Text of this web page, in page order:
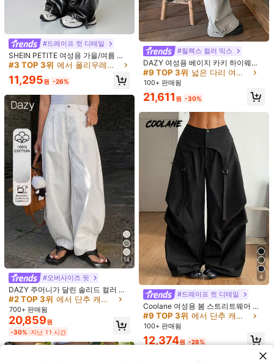
YC'YC
YCYC 한국 스타일 스트레이트 레그
캐주얼 루즈핏 다용도 여성용 스웨트
팬츠 가을
#4 TOP 3위 매일 여성 스웨트팬츠
200+ 판매됨
Comfortcana 여성용 옐로우 사이드
스트라이프 엘라스틱 허리 루즈 캐주
얼 스포츠 팬츠, 봄/여름, 크리스마스,
Y2K, 새해 캐주얼 외출에 적합
100+ 판매됨
10,586원
13
Comfortcana 여성용 신축성 허리 옆
줄 캐주얼 반바지
#1 TOP 3위 에서 다색 여름 반바지
1.1k+ 판매됨
7,229원
5
루즈핏 하이웨스트 스트라이프 와이
드 레그 팬츠, 드로스트링 허리, 다용
도 (스트라이프 패턴 랜덤) 봄, 편안한
스타일
300+ 판매됨
10,490 원 -26%
#드레이프 컷 디테일
SHEIN PETITE 여성용 가을/여름 스
트리트웨어 외출용 Y2K 래퍼 베이직
쁘띠 여성용
#3 TOP 3위 에서 폴리우레탄(PU) 여성 하의
11,295원 -26%
14
#오버사이즈 핏
DAZY 주머니가 달린 솔리드 컬러 루
즈핏 와이드 레그 팬츠, 여성 캐주얼
바지, 봄/여름
#2 TOP 3위 에서 단추 캐주얼 바지
700+ 판매됨
20,859원
-30% 지난 11 시간
#릴렉스 컬러 믹스
DAZY 여성용 베이지 카키 하이웨스
트 플리츠 디자인 루즈 스트레이트 레
그 와이드 레그 캐주얼 다용도 카고 팬
츠 여름
#9 TOP 3위 넓은 다리 여성 바지
거의 매진!
#9 TOP 3위
거의 매진!
#9 TOP 3위
거의 매진!
#9 TOP 3위
거의 매진!
100+ 판매됨
21,611 원 -30%
4
#드레이프 컷 디테일
Coolane 여성용 봄 스트리트웨어 시
크 Y2K 캐주얼 블랙 배기 비대칭 페이
크 투피스 낙하산 바지
#9 TOP 3위 에서 단추 캐주얼 바지
100+ 판매됨
12,374원 -28%